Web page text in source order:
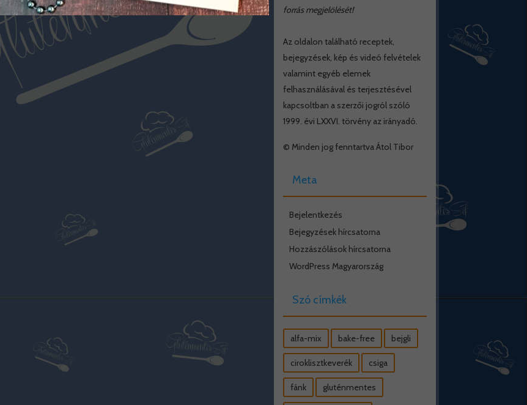
forrás megjelölését!
Az oldalon található receptek,
bejegyzések, kép és videó felvételek
valamint egyéb elemek
felhasználásával és terjesztésével
kapcsoltban a szerzői jogról szóló
1999. évi LXXVI. törvény az irányadó.
© Minden jog fenntartva Átol Tibor
Meta
Bejelentkezés
Bejegyzések hírcsatorna
Hozzászólások hírcsatorna
WordPress Magyarország
Szó címkék
alfa-mix bake-free bejgli
ciroklisztkeverék csiga
fánk gluténmentes